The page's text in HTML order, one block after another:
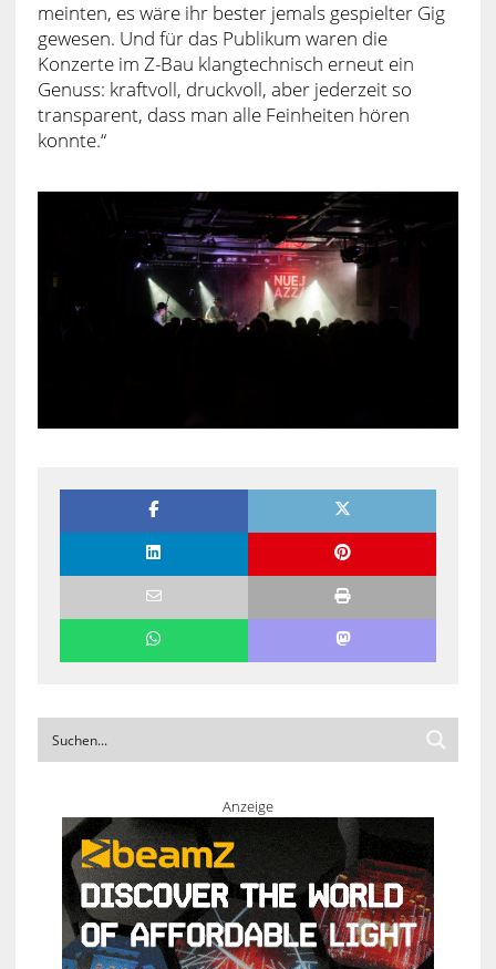
meinten, es wäre ihr bester jemals gespielter Gig
gewesen. Und für das Publikum waren die
Konzerte im Z-Bau klangtechnisch erneut ein
Genuss: kraftvoll, druckvoll, aber jederzeit so
transparent, dass man alle Feinheiten hören
konnte.“
Anzeige